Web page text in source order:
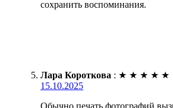
сохранить воспоминания.
Лара Короткова : ★ ★ ★ ★ ★
15.10.2025
Обычно печать фотографий